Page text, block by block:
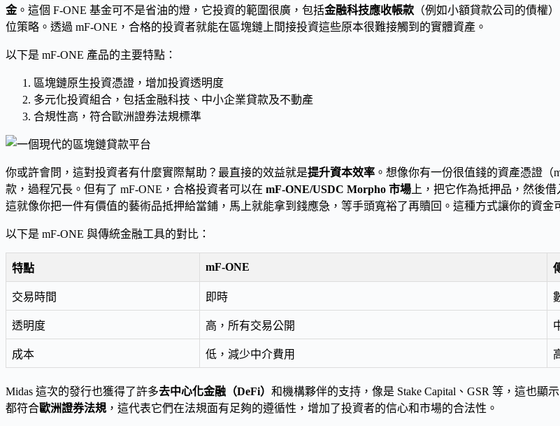
金。這個 F-ONE 基金可不是省油的燈，它投資的範圍很廣，包括金融科技應收帳款 （例如小額貸款公司的債權）
位策略。透過 mF-ONE，合格的投資者就能在區塊鏈上間接投資這些原本很難接觸到的實體資產。
以下是 mF-ONE 產品的主要特點：
區塊鏈原生投資憑證，增加投資透明度
多元化投資組合，包括金融科技、中小企業貸款及不動產
合規性高，符合歐洲證券法規標準
你或許會問，這對投資者有什麼實際幫助？最直接的效益就是提升資本效率 。想像你有一份很值錢的資產憑證
款，過程冗長。但有了 mF-ONE，合格投資者可以在 mF-ONE/USDC Morpho 市場 上，把它作為抵押品，然後借
這就像你把一件有價值的藝術品抵押給當鋪，馬上就能拿到錢應急，等手頭寬裕了再贖回。這種方式讓你的資
以下是 mF-ONE 與傳統金融工具的對比：
特點 mF-ONE
交易時間 即時
透明度 高，所有交易公開
成本 低，減少中介費用
Midas 這次的發行也獲得了許多去中心化金融（DeFi） 和機構夥伴的支持，像是 Stake Capital、GSR 等，這也
都符合歐洲證券法規 ，這代表它們在法規面有足夠的遵循性，增加了投資者的信心和市場的合法性。